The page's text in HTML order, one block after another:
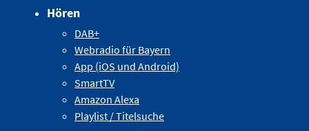
Hören
DAB+
Webradio für Bayern
App (iOS und Android)
SmartTV
Amazon Alexa
Playlist / Titelsuche